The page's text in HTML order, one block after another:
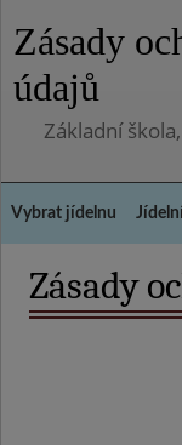
Zásady
údajů
Základní
Vybrat jídelnu